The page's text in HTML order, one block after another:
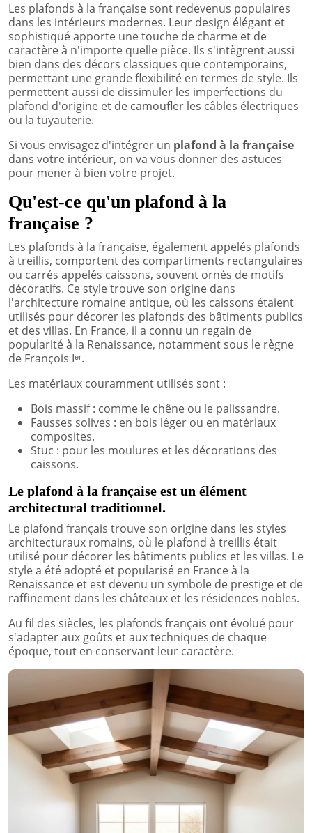
Les plafonds à la française sont redevenus populaires
dans les intérieurs modernes. Leur design élégant et
sophistiqué apporte une touche de charme et de
caractère à n'importe quelle pièce. Ils s'intègrent aussi
bien dans des décors classiques que contemporains,
permettant une grande flexibilité en termes de style. Ils
permettent aussi de dissimuler les imperfections du
plafond d'origine et de camoufler les câbles électriques
ou la tuyauterie.
Si vous envisagez d'intégrer un plafond à la française
dans votre intérieur, on va vous donner des astuces
pour mener à bien votre projet.
Qu'est-ce qu'un plafond à la
française ?
Les plafonds à la française, également appelés plafonds
à treillis, comportent des compartiments rectangulaires
ou carrés appelés caissons, souvent ornés de motifs
décoratifs. Ce style trouve son origine dans
l'architecture romaine antique, où les caissons étaient
utilisés pour décorer les plafonds des bâtiments publics
et des villas. En France, il a connu un regain de
popularité à la Renaissance, notamment sous le règne
de François Iᵉʳ.
Les matériaux couramment utilisés sont :
Bois massif : comme le chêne ou le palissandre.
Fausses solives : en bois léger ou en matériaux
composites.
Stuc : pour les moulures et les décorations des
caissons.
Le plafond à la française est un élément
architectural traditionnel.
Le plafond français trouve son origine dans les styles
architecturaux romains, où le plafond à treillis était
utilisé pour décorer les bâtiments publics et les villas. Le
style a été adopté et popularisé en France à la
Renaissance et est devenu un symbole de prestige et de
raffinement dans les châteaux et les résidences nobles.
Au fil des siècles, les plafonds français ont évolué pour
s'adapter aux goûts et aux techniques de chaque
époque, tout en conservant leur caractère.